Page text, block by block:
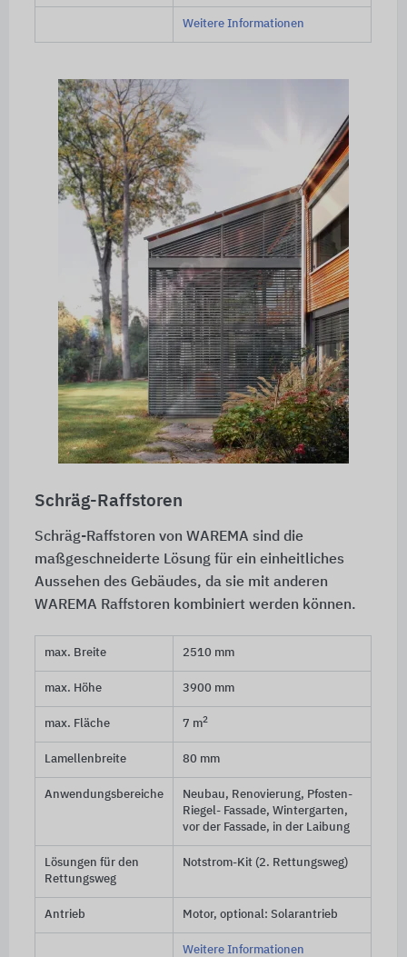
Weitere Informationen
Schräg-Raffstoren
Schräg-Raffstoren von WAREMA sind die
maßgeschneiderte Lösung für ein einheitliches
Aussehen des Gebäudes, da sie mit anderen
WAREMA Raffstoren kombiniert werden können.
max. Breite 2510 mm
max. Höhe 3900 mm
max. Fläche 7 m2
Lamellenbreite 80 mm
Anwendungsbereiche
Neubau, Renovierung, Pfosten-
Riegel- Fassade, Wintergarten,
vor der Fassade, in der Laibung
Lösungen für den
Rettungsweg
Notstrom-Kit (2. Rettungsweg)
Antrieb Motor, optional: Solarantrieb
Weitere Informationen